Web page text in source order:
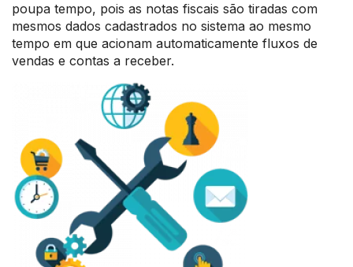
poupa tempo, pois as notas fiscais são tiradas com
mesmos dados cadastrados no sistema ao mesmo
tempo em que acionam automaticamente fluxos de
vendas e contas a receber.